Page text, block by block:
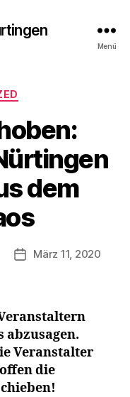
Menü
dem
März 11, 2020
abzusagen.
Veranstalter
die